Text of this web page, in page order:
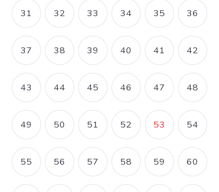
PAGE
31 PAGE
32 PAGE
33 PAGE
34 PAGE
35 PAGE
36
PAGE
37 PAGE
38 PAGE
39 PAGE
40 PAGE
41 PAGE
42
PAGE
43 PAGE
44 PAGE
45 PAGE
46 PAGE
47 PAGE
48
PAGE
49 PAGE
50 PAGE
51 PAGE
52 PAGE
53 PAGE
54
PAGE
55 PAGE
56 PAGE
57 PAGE
58 PAGE
59 PAGE
60